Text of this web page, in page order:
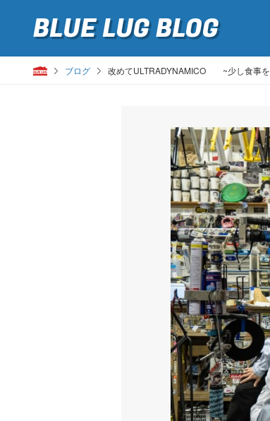
BLUE LUGBLOG
ブログ 改めてULTRADYNAMICO ~少し食事を